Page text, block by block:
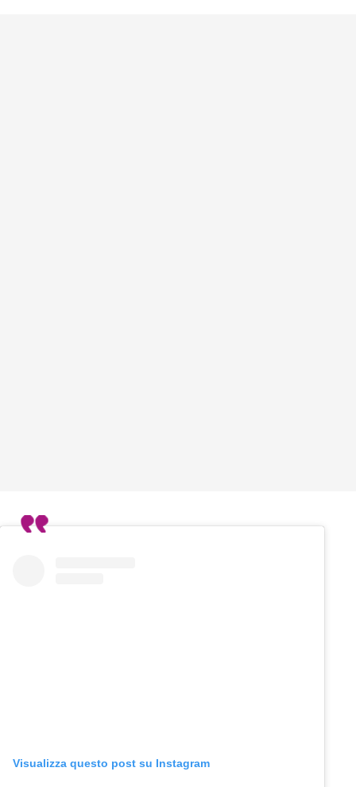
Visualizza questo post su Instagram